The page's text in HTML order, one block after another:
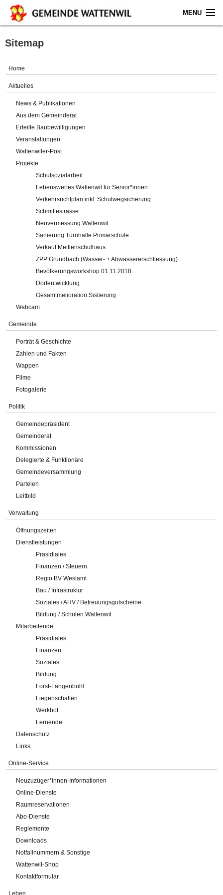
MENU
Home
Gemeinde
Verwaltung
Online-Service
Impressum
Sitemap
Home
Aktuelles
News & Publikationen
Aus dem Gemeinderat
Erteilte Baubewilligungen
Veranstaltungen
Wattenwiler-Post
Projekte
Schulsozialarbeit
Lebenswertes Wattenwil für Senior*innen
Verkehrsrichtplan inkl. Schulwegsicherung
Schmittestrasse
Neuvermessung Wattenwil
Sanierung Turnhalle Primarschule
Verkauf Mettlenschulhaus
ZPP Grundbach (Wasser- + Abwassererschliessung)
Bevölkerungsworkshop 01.11.2018
Dorfentwicklung
Gesamtmelioration Sistierung
Webcam
Gemeinde
Porträt & Geschichte
Zahlen und Fakten
Wappen
Filme
Fotogalerie
Politik
Gemeindepräsident
Gemeinderat
Kommissionen
Delegierte & Funktionäre
Gemeindeversammlung
Parteien
Leitbild
Verwaltung
Öffnungszeiten
Dienstleistungen
Präsidiales
Finanzen / Steuern
Regio BV Westamt
Bau / Infrastruktur
Soziales / AHV / Betreuungsgutscheine
Bildung / Schulen Wattenwil
Mitarbeitende
Präsidiales
Finanzen
Soziales
Bildung
Forst-Längenbühl
Liegenschaften
Werkhof
Lernende
Datenschutz
Links
Online-Service
Neuzuzüger*innen-Informationen
Online-Dienste
Raumreservationen
Abo-Dienste
Reglemente
Downloads
Notfallnummern & Sonstige
Wattenwil-Shop
Kontaktformular
Leben